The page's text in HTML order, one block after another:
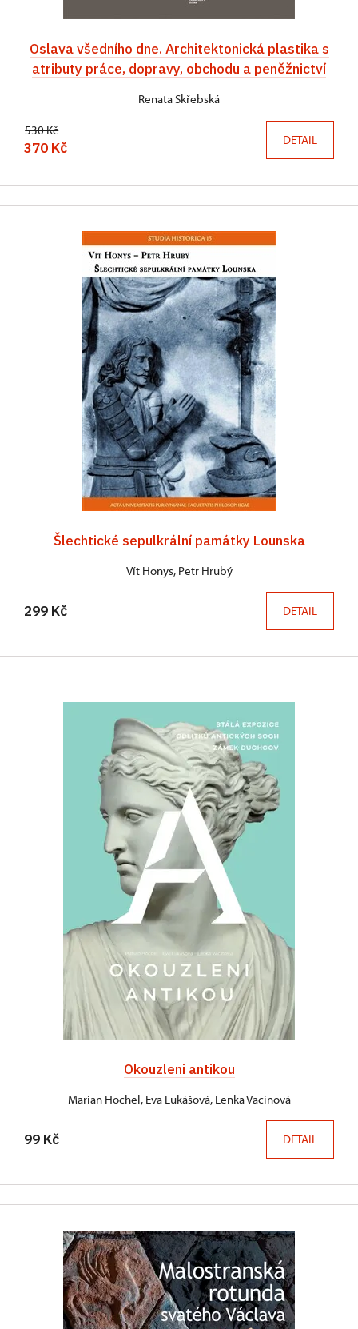
Oslava všedního dne. Architektonická plastika s
atributy práce, dopravy, obchodu a peněžnictví
Renata Skřebská
530 Kč
370 Kč DETAIL
Šlechtické sepulkrální památky Lounska
Vít Honys, Petr Hrubý
299 Kč DETAIL
Okouzleni antikou
Marian Hochel, Eva Lukášová, Lenka Vacinová
99 Kč DETAIL